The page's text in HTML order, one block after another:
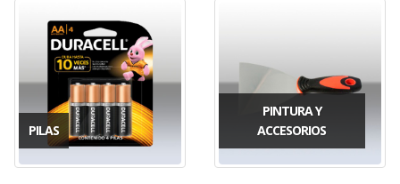
PILAS
PINTURA Y
ACCESORIOS